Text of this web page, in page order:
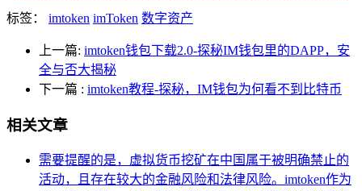
标签： imtoken imToken 数字资产
上一篇: imtoken钱包下载2.0-探秘IM钱包里的DAPP，安
全与否大揭秘
下一篇 : imtoken教程-探秘，IM钱包为何看不到比特币
相关文章
需要提醒的是，虚拟货币挖矿在中国属于被明确禁止的
活动，且存在较大的金融风险和法律风险。imtoken作为